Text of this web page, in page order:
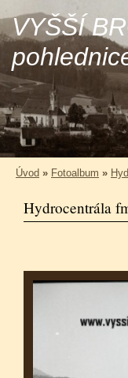
VYŠŠÍ
Úvod » Fotoalbum »
Hydrocentrála